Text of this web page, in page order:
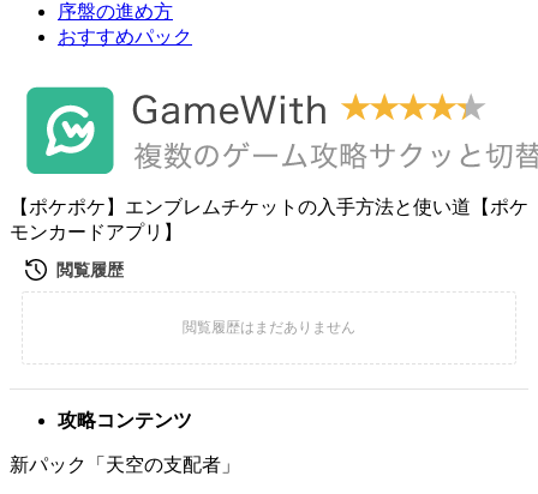
序盤の進め方
おすすめパック
【ポケポケ】エンブレムチケットの入手方法と使い道【ポケ
モンカードアプリ】
攻略コンテンツ
新パック「天空の支配者」